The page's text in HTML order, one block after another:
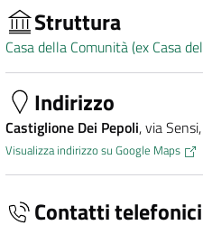
Struttura
Casa della Comunità (ex Casa
Indirizzo
Castiglione Dei Pepoli, via
Visualizza indirizzo su Google Maps
Contatti telefonici